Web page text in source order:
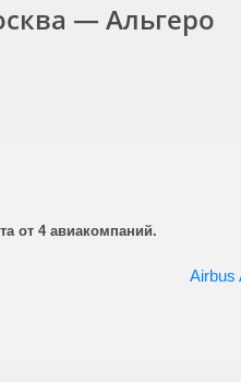
— Альгеро
от 4 авиакомпаний.
Airbus